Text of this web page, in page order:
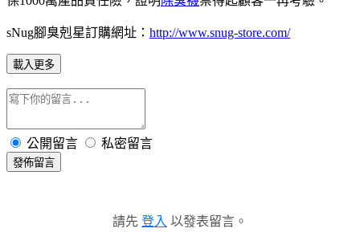
sNug腳臭剋星訂購網址： http://www.snug-store.com/
載入更多
公開留言 私密留言
發佈留言
請先 登入 以發表留言。